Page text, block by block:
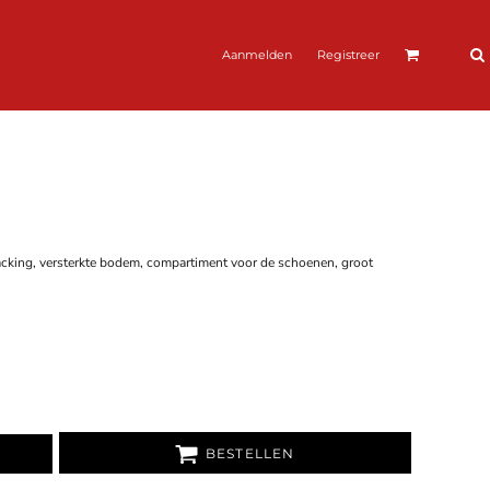
Aanmelden Registreer
versterkte bodem, compartiment voor de schoenen, groot
BESTELLEN